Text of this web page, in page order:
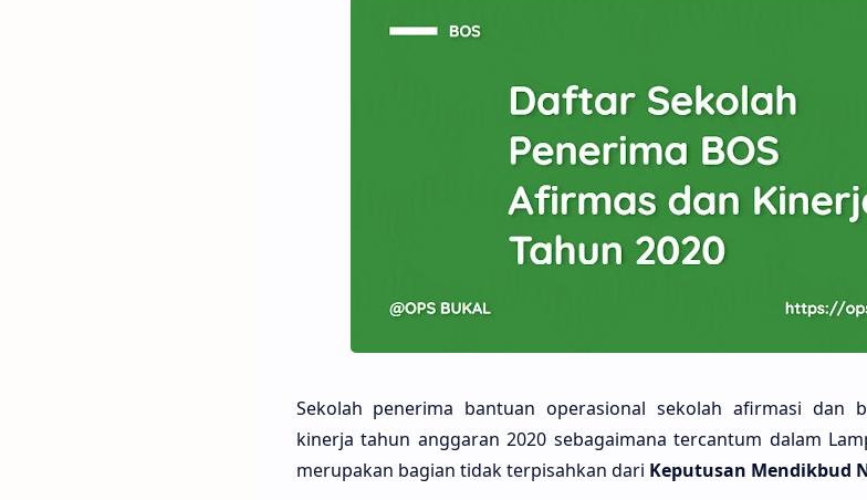
Sekolah penerima bantuan operasional sekolah afirmasi dan
kinerja tahun anggaran 2020 sebagaimana tercantum dalam
merupakan bagian tidak terpisahkan dari Keputusan Mendikbud